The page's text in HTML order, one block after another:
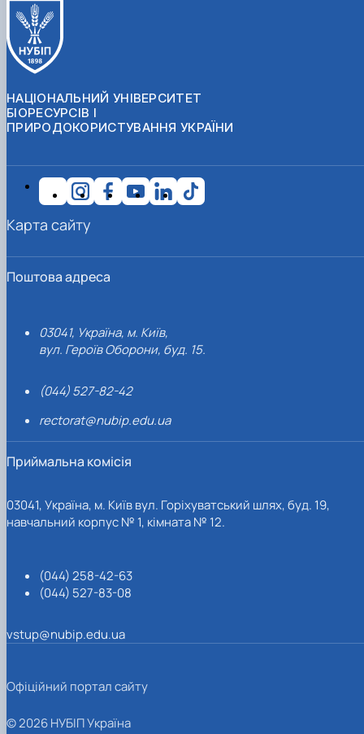
НАЦІОНАЛЬНИЙ УНІВЕРСИТЕТ
БІОРЕСУРСІВ І
ПРИРОДОКОРИСТУВАННЯ УКРАЇНИ
Поштова адреса
03041, Україна, м. Київ,
вул. Героїв Оборони, буд. 15.
(044) 527-82-42
rectorat@nubip.edu.ua
Приймальна комісія
03041, Україна, м. Київ вул. Горіхуватський шлях, буд. 19,
навчальний корпус № 1, кімната № 12.
(044) 258-42-63
(044) 527-83-08
vstup@nubip.edu.ua
Карта сайту
Офіційний портал сайту
© 2026 НУБІП Україна